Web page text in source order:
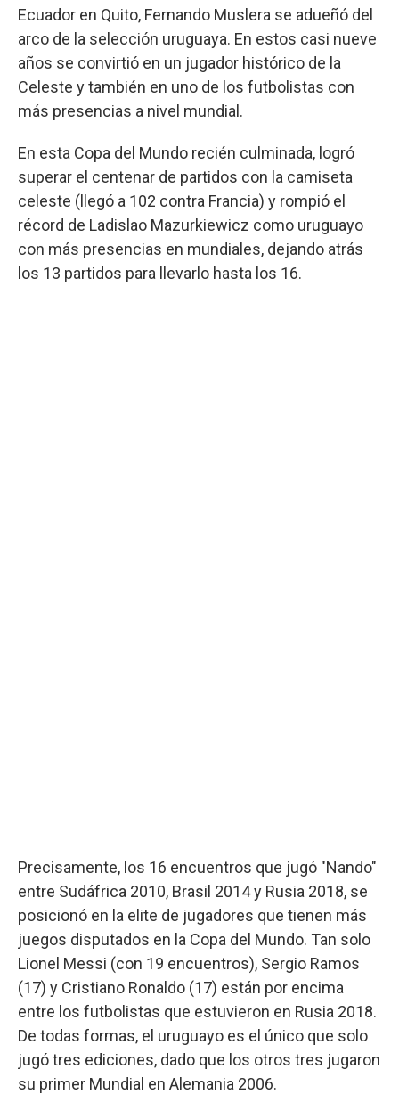
Ecuador en Quito, Fernando Muslera se adueñó del
arco de la selección uruguaya. En estos casi nueve
años se convirtió en un jugador histórico de la
Celeste y también en uno de los futbolistas con
más presencias a nivel mundial.
En esta Copa del Mundo recién culminada, logró
superar el centenar de partidos con la camiseta
celeste (llegó a 102 contra Francia) y rompió el
récord de Ladislao Mazurkiewicz como uruguayo
con más presencias en mundiales, dejando atrás
los 13 partidos para llevarlo hasta los 16.
Precisamente, los 16 encuentros que jugó "Nando"
entre Sudáfrica 2010, Brasil 2014 y Rusia 2018, se
posicionó en la elite de jugadores que tienen más
juegos disputados en la Copa del Mundo. Tan solo
Lionel Messi (con 19 encuentros), Sergio Ramos
(17) y Cristiano Ronaldo (17) están por encima
entre los futbolistas que estuvieron en Rusia 2018.
De todas formas, el uruguayo es el único que solo
jugó tres ediciones, dado que los otros tres jugaron
su primer Mundial en Alemania 2006.